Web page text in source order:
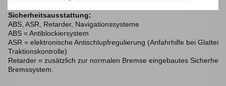
Sicherheitsausstattung:
ABS, ASR, Retarder, Navigationssysteme
ABS = Antiblockiersystem
ASR = elektronische Antischlupfregulierung (Anfahrhilfe bei Glatteis -
Traktionskontrolle)
Retarder = zusätzlich zur normalen Bremse eingebautes
Bremssystem.